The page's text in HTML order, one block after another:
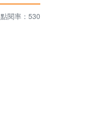
點閱率：530